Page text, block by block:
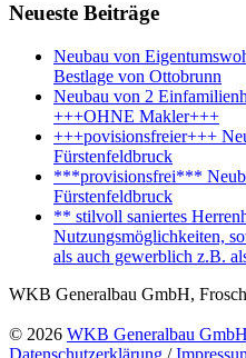
Neueste Beiträge
Neubau von
Bestlage von Ottobrunn
Neubau von 2
+++OHNE Makler+++
+++povisionsfreier+++
Fürstenfeldbruck
***provisionsfrei***
Fürstenfeldbruck
** stilvoll saniertes
Nutzungsmöglichkeiten,
als auch gewerblich z.B.
WKB Generalbau GmbH,
© 2026 WKB Generalbau GmbH
Datenschutzerklärung /